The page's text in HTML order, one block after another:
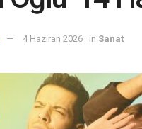
4 Haziran 2026 in Sanat